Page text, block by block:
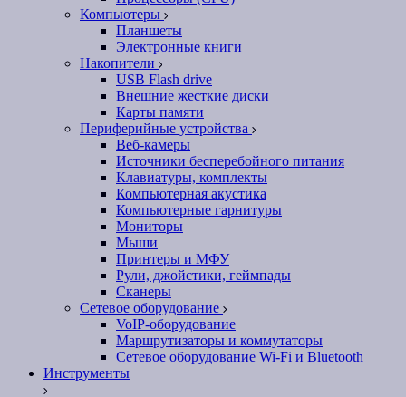
Компьютеры
Планшеты
Электронные книги
Накопители
USB Flash drive
Внешние жесткие диски
Карты памяти
Периферийные устройства
Веб-камеры
Источники бесперебойного питания
Клавиатуры, комплекты
Компьютерная акустика
Компьютерные гарнитуры
Мониторы
Мыши
Принтеры и МФУ
Рули, джойстики, геймпады
Сканеры
Сетевое оборудование
VoIP-оборудование
Маршрутизаторы и коммутаторы
Сетевое оборудование Wi-Fi и Bluetooth
Инструменты